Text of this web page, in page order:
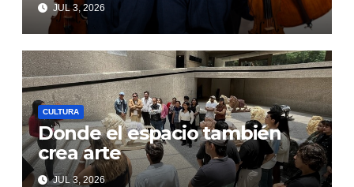
JUL 3, 2026
CULTURA
Donde el espacio también
crea arte
JUL 3, 2026